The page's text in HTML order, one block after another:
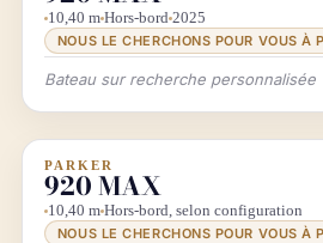
10,40 m Hors-bord 2025
NOUS LE CHERCHONS POUR VOUS À
Bateau sur recherche personnalisée
INFO & RECHERCHE
PARKER
920 MAX
10,40 m Hors-bord, selon configuration
NOUS LE CHERCHONS POUR VOUS À